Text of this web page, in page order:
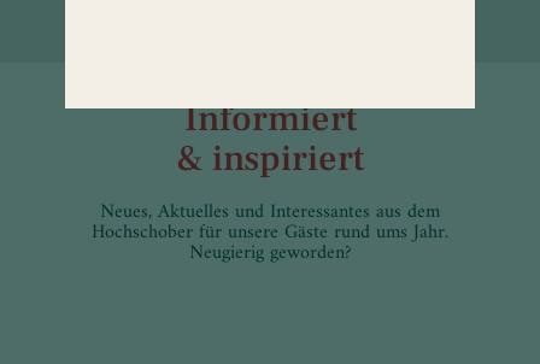
Informiert
& inspiriert
Neues, Aktuelles und Interessantes aus dem
Hochschober für unsere Gäste rund ums Jahr.
Neugierig geworden?